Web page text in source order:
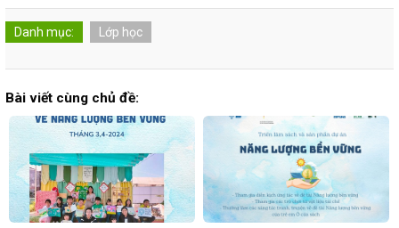
Danh mục: Lớp học
Bài viết cùng chủ đề: